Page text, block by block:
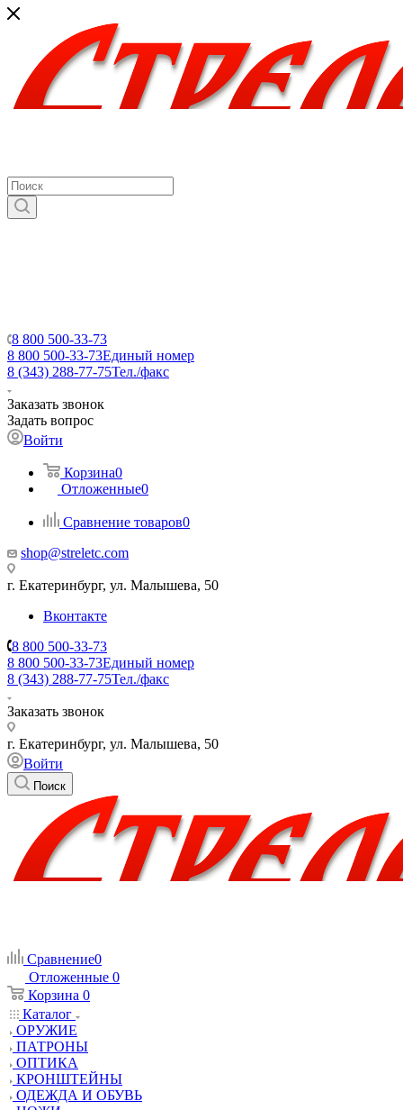
8 800 500-33-73
8 800 500-33-73Единый номер
8 (343) 288-77-75Тел./факс
Заказать звонок
Задать вопрос
Войти
Корзина0
Отложенные0
Сравнение товаров0
shop@streletc.com
г. Екатеринбург, ул. Малышева, 50
Вконтакте
8 800 500-33-73
8 800 500-33-73Единый номер
8 (343) 288-77-75Тел./факс
Заказать звонок
г. Екатеринбург, ул. Малышева, 50
Войти
Поиск
Сравнение0
Отложенные 0
Корзина 0
Каталог
ОРУЖИЕ
ПАТРОНЫ
ОПТИКА
КРОНШТЕЙНЫ
ОДЕЖДА И ОБУВЬ